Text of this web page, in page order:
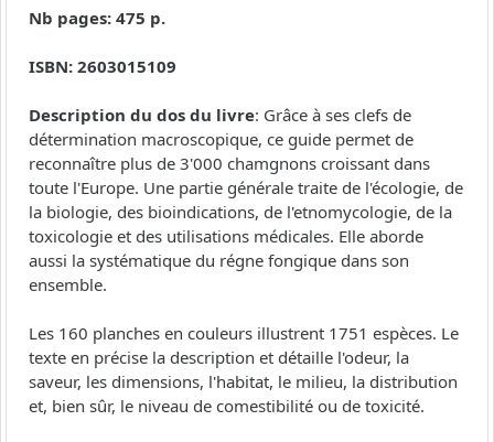
Nb pages: 475 p.
ISBN: 2603015109
Description du dos du livre: Grâce à ses clefs de
détermination macroscopique, ce guide permet de
reconnaître plus de 3'000 chamgnons croissant dans
toute l'Europe. Une partie générale traite de l'écologie, de
la biologie, des bioindications, de l'etnomycologie, de la
toxicologie et des utilisations médicales. Elle aborde
aussi la systématique du régne fongique dans son
ensemble.
Les 160 planches en couleurs illustrent 1751 espèces. Le
texte en précise la description et détaille l'odeur, la
saveur, les dimensions, l'habitat, le milieu, la distribution
et, bien sûr, le niveau de comestibilité ou de toxicité.